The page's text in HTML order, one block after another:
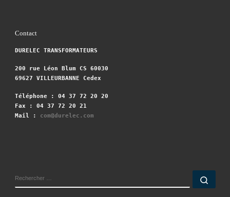
Contact
DURELEC TRANSFORMATEURS
200 rue Léon Blum CS 60030
69627 VILLEURBANNE Cedex
Téléphone : 04 37 72 20 20
Fax : 04 37 72 20 21
Mail :
com@durelec.com
RECHERCHER